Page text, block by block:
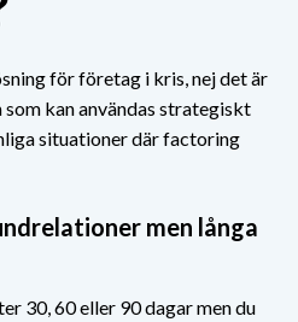
för företag i kris, nej det är
kan användas strategiskt
situationer där factoring
men långa
30, 60 eller 90 dagar men du